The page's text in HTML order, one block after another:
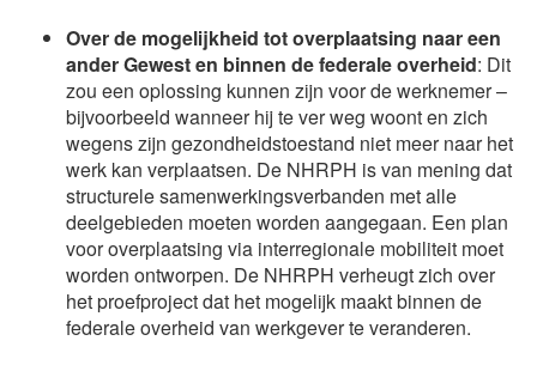
Over de mogelijkheid tot overplaatsing naar een
ander Gewest en binnen de federale overheid: Dit
zou een oplossing kunnen zijn voor de werknemer –
bijvoorbeeld wanneer hij te ver weg woont en zich
wegens zijn gezondheidstoestand niet meer naar het
werk kan verplaatsen. De NHRPH is van mening dat
structurele samenwerkingsverbanden met alle
deelgebieden moeten worden aangegaan. Een plan
voor overplaatsing via interregionale mobiliteit moet
worden ontworpen. De NHRPH verheugt zich over
het proefproject dat het mogelijk maakt binnen de
federale overheid van werkgever te veranderen.